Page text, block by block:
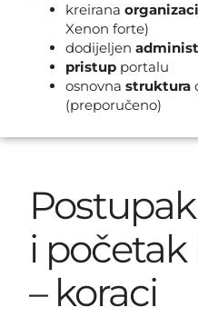
kreirana
Xenon forte)
dodijeljen
pristup portalu
osnovna struktura
(preporučeno)
i početak
– koraci